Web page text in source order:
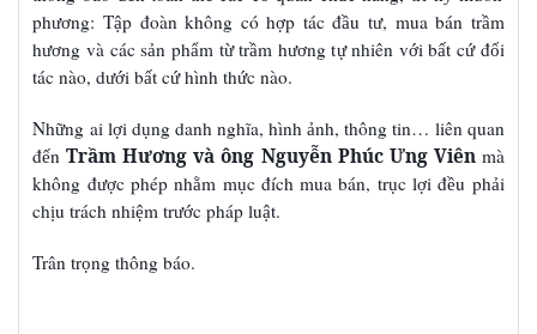
phương: Tập đoàn không có hợp tác đầu tư, mua bán trầm
hương và các sản phẩm từtrầm hương tựnhiên với bất cứđối
tác nào, dưới bất cứhình thức nào.
Những ai lợi dụng danh nghĩa, hìnhảnh, thông tin… liên quan
đếnTrầm Hương và ông Nguyễn Phúc Ưng Viên mà
không được phép nhằm mục đích mua bán, trục lợi đều phải
chịu trách nhiệm trước pháp luật.
Trân trọng thông báo.